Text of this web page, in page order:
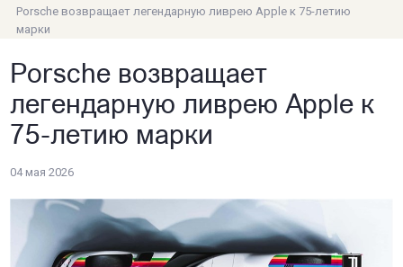
Porsche возвращает легендарную ливрею Apple к 75-летию
марки
Porsche возвращает
легендарную ливрею Apple к
75-летию марки
04 мая 2026